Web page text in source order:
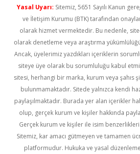
Yasal Uyarı: Sitemiz, 5651 Sayılı Kanun
ve İletişim Kurumu (BTK) tarafından
olarak hizmet vermektedir. Bu nedenle,
olarak denetleme veya araştırma
Ancak, üyelerimiz yazdıkları içeriklerin
siteye üye olarak bu sorumluluğu kabul
sitesi, herhangi bir marka, kurum veya şahıs
bulunmamaktadır. Sitede yalnızca kendi
paylaşılmaktadır. Burada yer alan içerikler
olup, gerçek kurum ve kişiler hakkında
Gerçek kurum ve kişiler ile isim
Sitemiz, kar amacı gütmeyen ve tamamen
platformudur. Hukuka ve yasal